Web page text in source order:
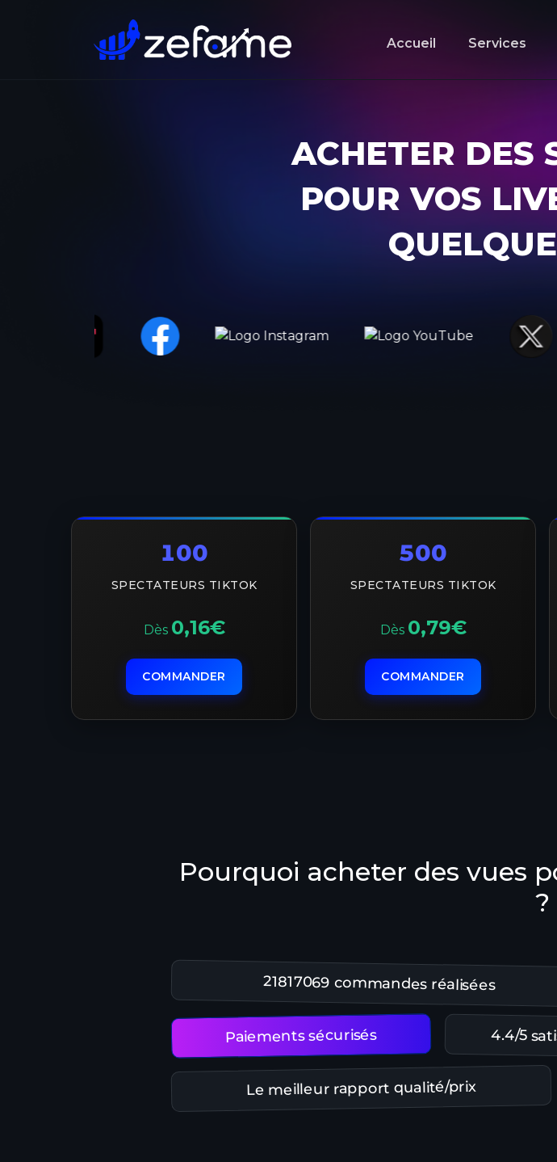
Accueil Services
ACHETER DES
POUR VOS
100
SPECTATEURS TIKTOK
Dès 0,16€
COMMANDER
500
SPECTATEURS TIKTOK
Dès 0,79€
COMMANDER
Pourquoi acheter des vues
?
21817069 commandes réalisées
Paiements sécurisés 4.4/5
Le meilleur rapport qualité/prix